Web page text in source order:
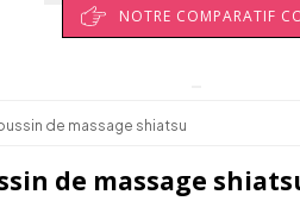
NOTRE COMPARATIF
de massage shiatsu
de massage